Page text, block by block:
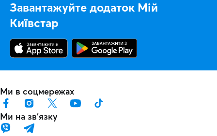
Завантажуйте додаток Мій
Київстар
Ми в соцмережах
Ми на звʼязку